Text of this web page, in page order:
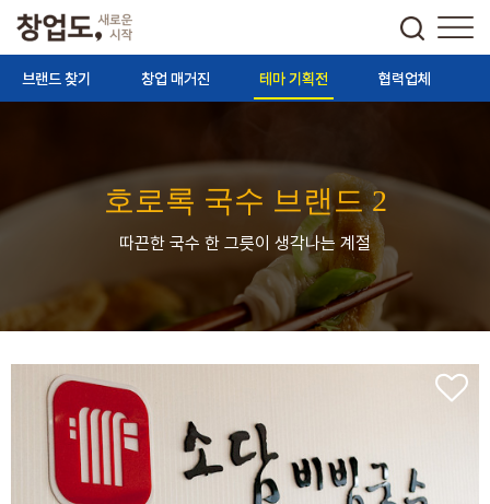
브랜드 찾기 창업 매거진 테마 기획전 협력업체
호로록 국수 브랜드 2
따끈한 국수 한 그릇이 생각나는 계절